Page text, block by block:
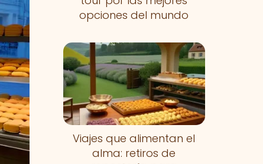
opciones del mundo
Viajes que alimentan el
alma: retiros de